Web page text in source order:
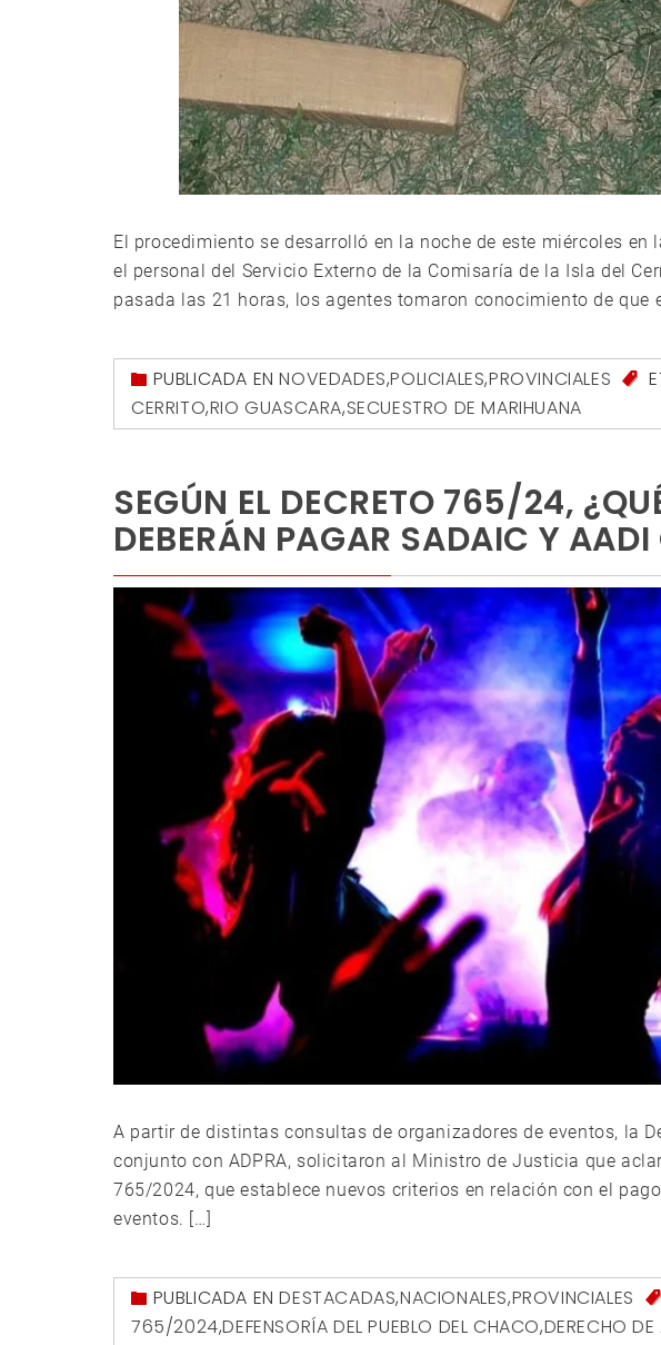
El procedimiento se desarrolló en la noche de este miércoles
el personal del Servicio Externo de la Comisaría de la Isla del
pasada las 21 horas, los agentes tomaron conocimiento de que
PUBLICADA ENNOVEDADES,POLICIALES,PROVINCIALES
CERRITO,RIO GUASCARA,SECUESTRO DE MARIHUANA
SEGÚN EL DECRETO 765/24,
DEBERÁN PAGAR SADAIC Y AADI
A partir de distintas consultas de organizadores de eventos, la
conjunto con ADPRA, solicitaron al Ministro de Justicia que
765/2024, que establece nuevos criterios en relación con el
eventos. […]
PUBLICADA ENDESTACADAS,NACIONALES,PROVINCIALES
765/2024,DEFENSORÍA DEL PUEBLO DEL CHACO,DERECHO